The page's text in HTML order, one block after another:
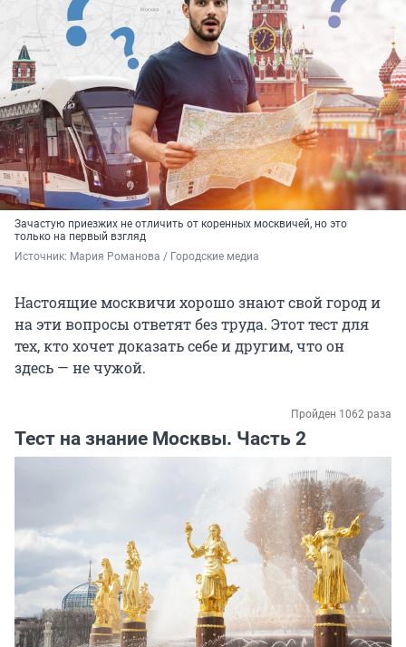
Зачастую приезжих не отличить от коренных москвичей, но это
только на первый взгляд
Источник: Мария Романова / Городские медиа
Настоящие москвичи хорошо знают свой город и
на эти вопросы ответят без труда. Этот тест для
тех, кто хочет доказать себе и другим, что он
здесь — не чужой.
Пройден 1062 раза
Тест на знание Москвы. Часть 2